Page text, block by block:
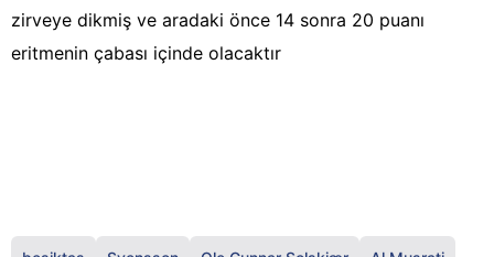
zirveye dikmiş ve aradaki önce 14 sonra 20 puanı
eritmenin çabası içinde olacaktır